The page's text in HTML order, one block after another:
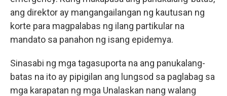
ang direktor ay mangangailangan ng kautusan ng
korte para magpalabas ng ilang partikular na
mandato sa panahon ng isang epidemya.
Sinasabi ng mga tagasuporta na ang panukalang-
batas na ito ay pipigilan ang lungsod sa paglabag sa
mga karapatan ng mga Unalaskan nang walang